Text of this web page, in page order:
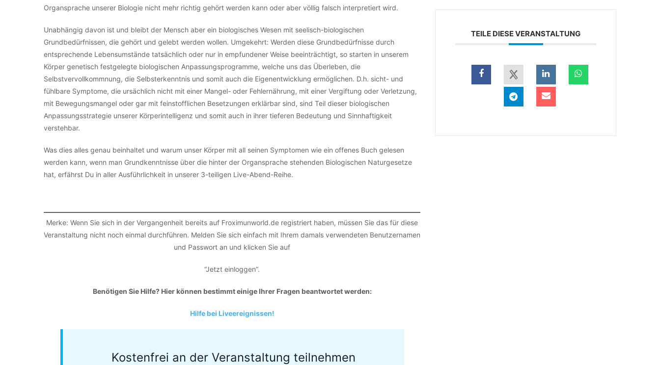
Organsprache unserer Biologie nicht mehr richtig gehört werden kann oder aber völlig falsch interpretiert wird.
Unabhängig davon ist und bleibt der Mensch aber ein biologisches Wesen mit seelisch-biologischen
Grundbedürfnissen, die gehört und gelebt werden wollen. Umgekehrt: Werden diese Grundbedürfnisse durch
entsprechende Lebensumstände tatsächlich oder nur in empfundener Weise beeinträchtigt, so starten in unserem
Körper genetisch festgelegte biologischen Anpassungsprogramme, welche uns das Überleben, die
Selbstvervollkommnung, die Selbsterkenntnis und somit auch die Eigenentwicklung ermöglichen. D.h. sicht- und
fühlbare Symptome, die ursächlich nicht mit einer Mangel- oder Fehlernährung, mit einer Vergiftung oder Verletzung,
mit Bewegungsmangel oder gar mit feinstofflichen Besetzungen erklärbar sind, sind Teil dieser biologischen
Anpassungsstrategie unserer Körperintelligenz und somit auch in ihrer tieferen Bedeutung und Sinnhaftigkeit
verstehbar.
Was dies alles genau beinhaltet und warum unser Körper mit all seinen Symptomen wie ein offenes Buch gelesen
werden kann, wenn man Grundkenntnisse über die hinter der Organsprache stehenden Biologischen Naturgesetze
hat, erfährst Du in aller Ausführlichkeit in unserer 3-teiligen Live-Abend-Reihe.
Merke: Wenn Sie sich in der Vergangenheit bereits auf Froximunworld.de registriert haben, müssen Sie das für diese
Veranstaltung nicht noch einmal durchführen. Melden Sie sich einfach mit Ihrem damals verwendeten Benutzernamen
und Passwort an und klicken Sie auf
“Jetzt einloggen”.
Benötigen Sie Hilfe? Hier können bestimmt einige Ihrer Fragen beantwortet werden:
Hilfe bei Liveereignissen!
Kostenfrei an der Veranstaltung teilnehmen
TEILE DIESE VERANSTALTUNG